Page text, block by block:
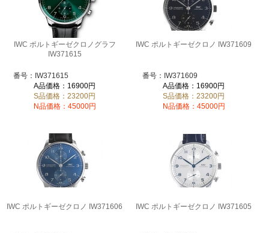
IWC ポルトギーゼクロノグラフ
IW371615
番号：IW371615
A品価格：16900円
S品価格：23200円
N品価格：45000円
IWC ポルトギーゼクロノ IW371609
番号：IW371609
A品価格：16900円
S品価格：23200円
N品価格：45000円
IWC ポルトギーゼクロノ IW371606 IWC ポルトギーゼクロノ IW371605